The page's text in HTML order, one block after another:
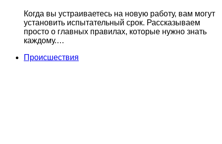
Когда вы устраиваетесь на новую работу, вам могут
установить испытательный срок. Рассказываем
просто о главных правилах, которые нужно знать
каждому.…
Происшествия